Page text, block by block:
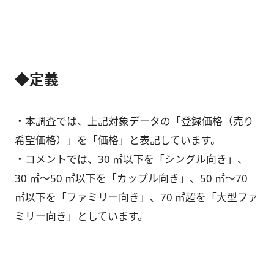
◆定義
・本調査では、上記対象データの「登録価格（売り
希望価格）」を「価格」と表記しています。
・コメントでは、30 ㎡以下を「シングル向き」、
30 ㎡～50 ㎡以下を「カップル向き」、50 ㎡～70
㎡以下を「ファミリー向き」、70 ㎡超を「大型ファ
ミリー向き」としています。